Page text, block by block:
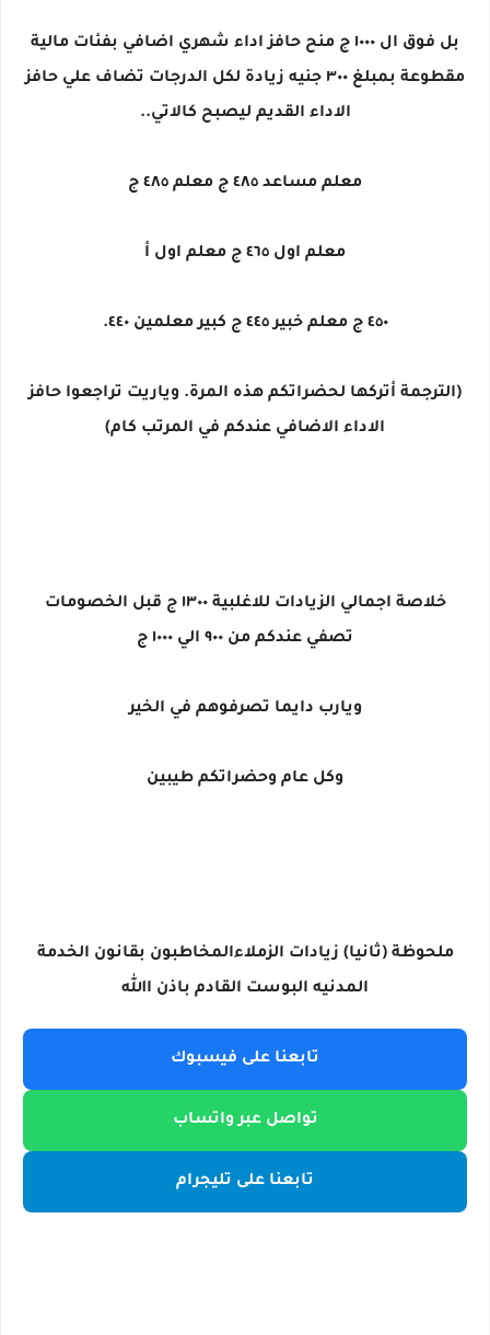
بل فوق ال ١٠٠٠ ج منح حافز اداء شهري اضافي بفئات مالية
مقطوعة بمبلغ ٣٠٠ جنيه زيادة لكل الدرجات تضاف علي حافز
الاداء القديم ليصبح كالاتي..
معلم مساعد ٤٨٥ ج معلم ٤٨٥ ج
معلم اول ٤٦٥ ج معلم اول أ
٤٥٠ ج معلم خبير ٤٤٥ ج كبير معلمين ٤٤٠.
(الترجمة أتركها لحضراتكم هذه المرة. وياريت تراجعوا حافز
الاداء الاضافي عندكم في المرتب كام)
خلاصة اجمالي الزيادات للاغلبية ١٣٠٠ ج قبل الخصومات
تصفي عندكم من ٩٠٠ الي ١٠٠٠ ج
ويارب دايما تصرفوهم في الخير
وكل عام وحضراتكم طيبين
ملحوظة (ثانيا) زيادات الزملاءالمخاطبون بقانون الخدمة
المدنيه البوست القادم باذن االله
تابعنا على فيسبوك
تواصل عبر واتساب
تابعنا على تليجرام